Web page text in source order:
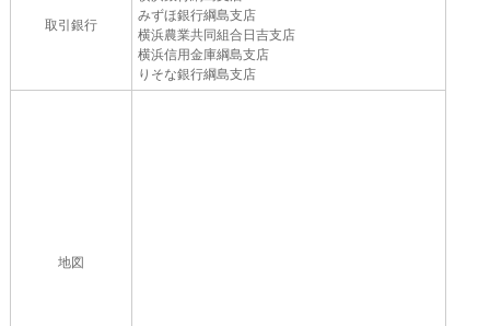
取引銀行
みずほ銀行綱島支店
横浜農業共同組合日吉支店
横浜信用金庫綱島支店
りそな銀行綱島支店
地図